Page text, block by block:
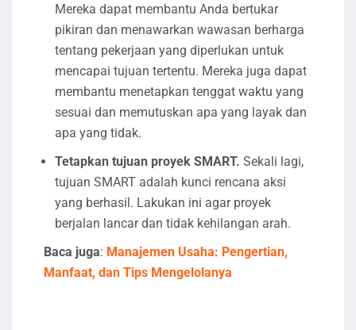
Mereka dapat membantu Anda bertukar
pikiran dan menawarkan wawasan berharga
tentang pekerjaan yang diperlukan untuk
mencapai tujuan tertentu. Mereka juga dapat
membantu menetapkan tenggat waktu yang
sesuai dan memutuskan apa yang layak dan
apa yang tidak.
Tetapkan tujuan proyek SMART. Sekali lagi,
tujuan SMART adalah kunci rencana aksi
yang berhasil. Lakukan ini agar proyek
berjalan lancar dan tidak kehilangan arah.
Baca juga: Manajemen Usaha: Pengertian,
Manfaat, dan Tips Mengelolanya